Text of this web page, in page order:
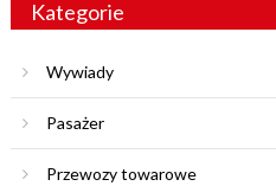
Kategorie
Wywiady
Pasażer
Przewozy towarowe